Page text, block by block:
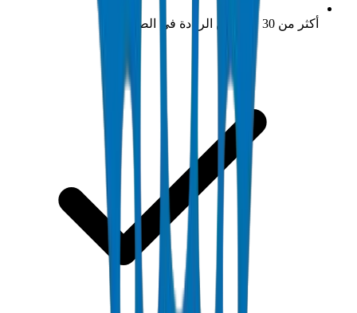
أكثر من 30 عاماً من الريادة في الصناعة